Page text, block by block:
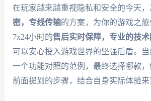
在玩家越来越重视隐私和安全的今天，
密，专线传输的方案，为你的游戏之
7x24小时的售后实时保障，专业的技术
可以安心投入游戏世界的坚强后盾。
一个功能对照的范例，最终选择哪款，
前面提到的步骤，结合自身实际体验来